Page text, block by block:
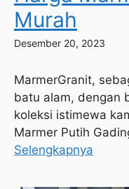
Murah
Desember 20, 2023
MarmerGranit,
batu alam, dengan
koleksi istimewa
Marmer Putih
Selengkapnya